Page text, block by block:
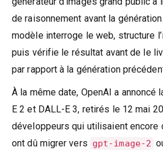
de raisonnement avant la
modèle interroge le web, structure
puis vérifie le résultat avant de le
par rapport à la génération
À la même date, OpenAI a annoncé
E 2 et DALL-E 3, retirés le 12 mai
développeurs qui utilisaient encore
ont dû migrer vers gpt-image-2